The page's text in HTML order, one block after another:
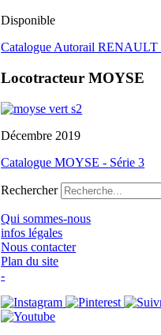
Disponible
Catalogue Autorail RENAULT
Locotracteur MOYSE
Décembre 2019
Catalogue MOYSE - Série 3
Rechercher
Qui sommes-nous
infos légales
Nous contacter
Plan du site
-